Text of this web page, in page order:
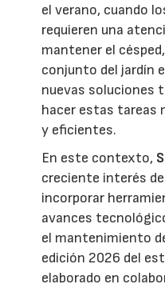
el verano, cuando
requieren una
mantener el
conjunto del jardín
nuevas soluciones
hacer estas tareas
y eficientes.
En este contexto,
creciente interés
incorporar
avances
el mantenimiento
edición 2026 del
elaborado en